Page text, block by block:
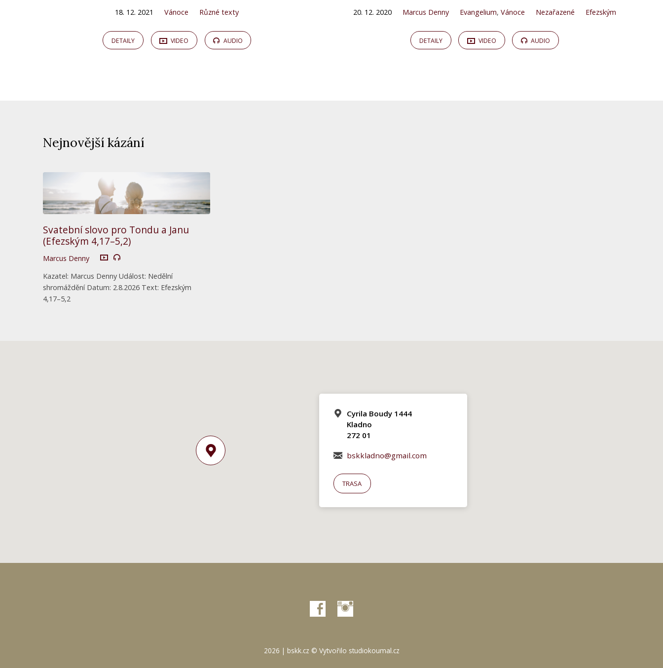
18. 12. 2021 Vánoce Různé texty
DETAILY VIDEO AUDIO
20. 12. 2020 Marcus Denny Evangelium,Vánoce Nezařazené Efezským
DETAILY VIDEO AUDIO
Nejnovější kázání
Svatební slovo pro Tondu a Janu
(Efezským 4,17–5,2)
Marcus Denny
Kazatel: Marcus Denny Událost: Nedělní
shromáždění Datum: 2.8.2026 Text: Efezským
4,17–5,2
Cyrila Boudy 1444
Kladno
272 01
bskkladno@gmail.com
TRASA
2026 | bskk.cz © Vytvořilo studiokoumal.cz